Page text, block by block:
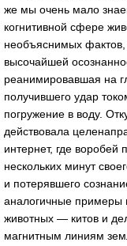
же мы очень мало
когнитивной сфере
необъяснимых
высочайшей
реанимировавшая на
получившего удар
погружение в воду.
действовала
интернет, где воробей
нескольких минут
и потерявшего
аналогичные примеры
животных — китов и
магнитным линиям